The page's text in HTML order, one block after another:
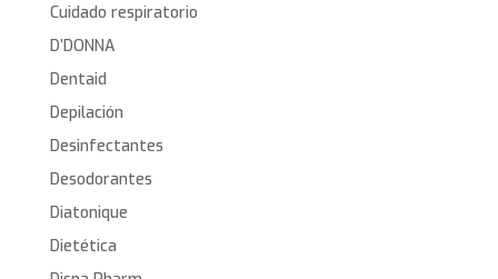
Cuidado respiratorio
D’DONNA
Dentaid
Depilación
Desinfectantes
Desodorantes
Diatonique
Dietética